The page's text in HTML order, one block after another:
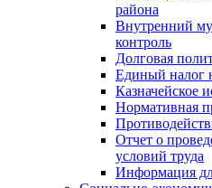
района
Внутренний
контроль
Долговая
Единый налог
Казначейское
Нормативная
Отчет о
условий труда
Информация